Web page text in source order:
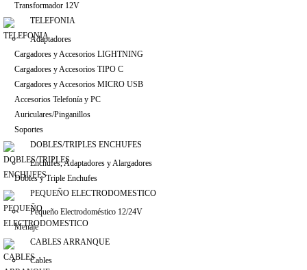
Transformador 12V
TELEFONIA
Adaptadores
Cargadores y Accesorios LIGHTNING
Cargadores y Accesorios TIPO C
Cargadores y Accesorios MICRO USB
Accesorios Telefonía y PC
Auriculares/Pinganillos
Soportes
DOBLES/TRIPLES ENCHUFES
Enchufes, Adaptadores y Alargadores
Dobles y Triple Enchufes
PEQUEÑO ELECTRODOMESTICO
Pequeño Electrodoméstico 12/24V
Menaje
CABLES ARRANQUE
Cables